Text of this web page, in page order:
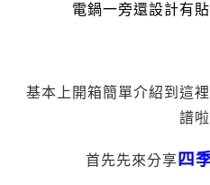
電鍋一旁還設計有
基本上開箱簡單介紹到這
譜啦
首先先來分享 四